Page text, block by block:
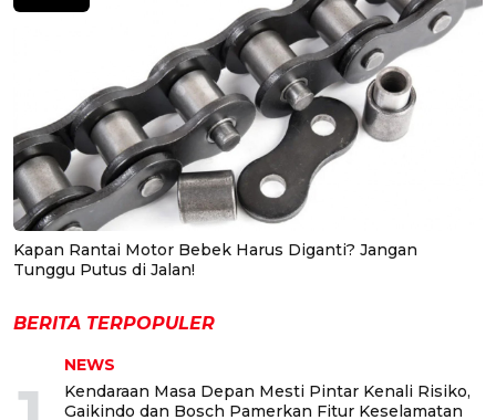
Kapan Rantai Motor Bebek Harus Diganti? Jangan
Tunggu Putus di Jalan!
BERITA TERPOPULER
NEWS
Kendaraan Masa Depan Mesti Pintar Kenali Risiko,
Gaikindo dan Bosch Pamerkan Fitur Keselamatan